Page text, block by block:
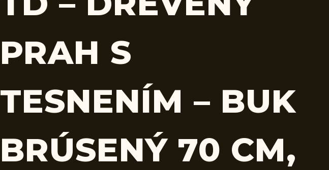
PRAH S
TESNENÍM – BUK
BRÚSENÝ 70 CM,